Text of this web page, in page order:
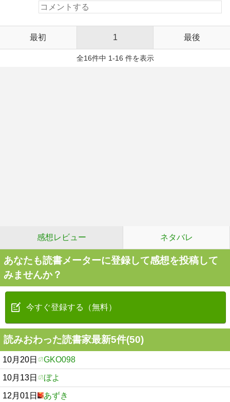
最初 1 最後
全16件中 1-16 件を表示
感想レビュー ネタバレ
あなたも読書メーターに登録して感想を投稿して
みませんか？
今すぐ登録する（無料）
読みおわった読書家最新5件(50)
10月20日 GKO098
10月13日 ぼよ
12月01日 あずき